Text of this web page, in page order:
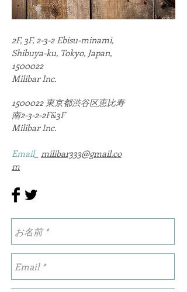
2F, 3F, 2-3-2 Ebisu-minami,
Shibuya-ku, Tokyo, Japan,
1500022
Milibar Inc.
1500022東京都渋谷区恵比寿
南2-3-2-2F&3F
Milibar Inc.
Email_ milibar333@gmail.co
m